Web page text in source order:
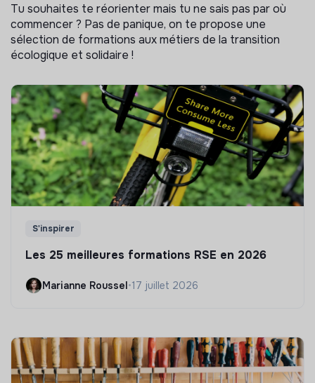
Tu souhaites te réorienter mais tu ne sais pas par où
commencer ? Pas de panique, on te propose une
sélection de formations aux métiers de la transition
écologique et solidaire !
S'inspirer
Les 25 meilleures formations RSE en 2026
Marianne Roussel•17 juillet 2026